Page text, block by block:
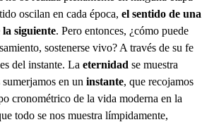
oscilan en cada época, el sentido de una
la siguiente. Pero entonces, ¿cómo puede
sostenerse vivo? A través de su fe
del instante. La eternidad se muestra
en un instante, que recojamos
cronométrico de la vida moderna en la
todo se nos muestra límpidamente,